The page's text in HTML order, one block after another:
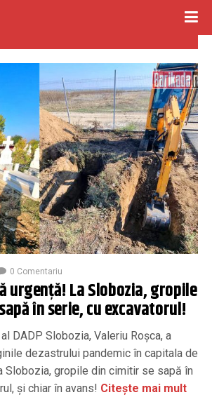
0 Comentariu
urgență! La Slobozia, gropile
în serie, cu excavatorul!
DADP Slobozia, Valeriu Roșca, a
dezastrului pandemic în capitala de
Slobozia, gropile din cimitir se sapă în
și chiar în avans! Citește mai mult